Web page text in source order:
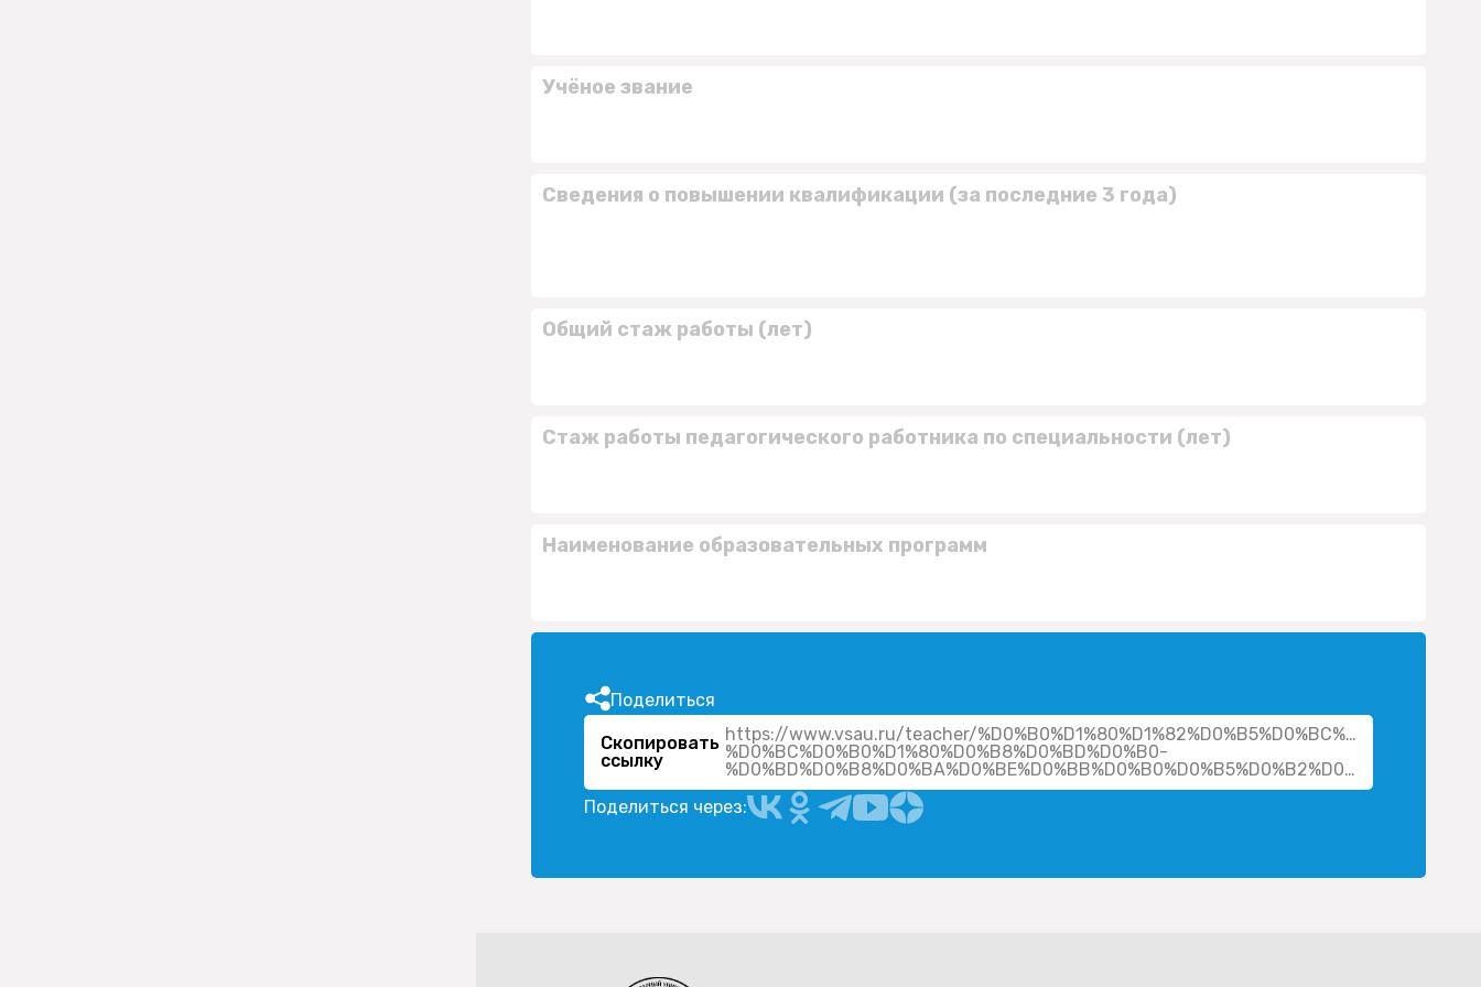
Учёное звание
Сведения о повышении квалификации (за последние 3 года)
Общий стаж работы (лет)
Стаж работы педагогического работника по специальности (лет)
Наименование образовательных программ
Поделиться
Скопировать
ссылку
https://www.vsau.ru/teacher/
%D0%BC%D0%B0%D1%80%D0%B8%D0%BD%D0%B0-
%D0%BD%D0%B8%D0%BA%D0%BE%D0%BB%D0%B0%D0%B5%D0%B2%D0%BD%D0%B0/
Поделиться через: